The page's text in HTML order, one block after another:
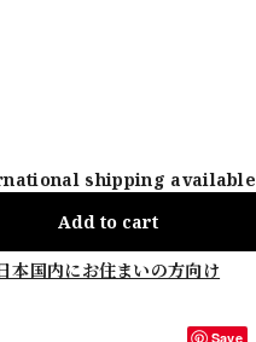
shipping available
Add to cart
本国内にお住まいの方向け
Save